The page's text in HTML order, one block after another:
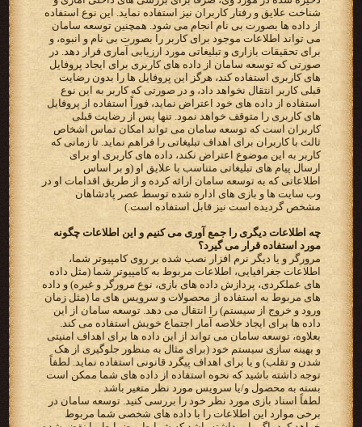
شناخت علایق و رفتار کاربران نیز استفاده نماید. این نوع استفاده
از داده ها بصورت بی نام انجام می شود. همچنین توسعه سامان
می تواند اطلاعات موجود برای کاربر را بصورت بی نام و انبوه، و
برای تحقیقات بازاری و تبلیغاتی مورد ارزیابی آماری قرار دهد. در
صورتی که توسعه سامان از داده های کاربری برای ایجاد پروفایل
های کاربری استفاده کند، هرگز این پروفایل ها را بدون رضایت
قبلی کاربر انتقال نخواهد داد، و در صورتی که کاربر به این نوع
استفاده از داده های خود اعتراض نماید، فوراً استفاده از پروفایل
های کاربری را متوقف خواهد نمود. تنها پس از رضایت قبلی
کاربران است که توسعه سامان می تواند امکان تماس اشخاص
ثالث با کاربران برای اهداف تبلیغاتی را فراهم نماید. تا زمانی که
کاربر به این موضوع اعتراض نکند، داده های کاربری او برای
ارسال پیام های تبلیغاتی متناسب با علایق او (و بر اساس
اطلاعاتی که به توسعه سامان ارائه کرده و از طریق اقدامات او در
وب سایت ها و بازی های اداره شده توسط عصر پادشاهان
مشخص گردیده است نیز قابل استفاده است.)
چه اطلاعات دیگری را جمع آوری می کنیم و این اطلاعات چگونه
مورد استفاده قرار می گیرد؟
مرورگر و یا دیگر نرم افزار نصب شده بر روی کامپیوتر شما،
اطلاعات جغرافیایی، اطلاعات مربوط به کامپیوتر شما (مثل داده
های عملکردی، پردازش داده های بازی، نوع مرورگر و غیره) و داده
های مربوط به استفاده از محصولات و سرویس های ما (مثل زمان
ورود و خروج از سیستم) را انتقال می دهد. توسعه سامان از این
داده ها برای ایجاد خلاصه آمار اجتماع خویش استفاده می کند.
بعلاوه، توسعه سامان می تواند از این داده ها برای اهداف امنیتی
و بهینه سازی سیستم خود (برای مثال به منظور جلوگیری از هک
شدن و تقلب) و یا برای اهداف پیگرد قانونی استفاده نماید. لطفاً
توجه داشته باشید که نحوه استفاده از داده های شما ممکن است
بسته به محصول و/یا سرویس مورد نظر متغیر باشد .
لطفاً اسناد بازی مورد نظر خود را بررسی کنید. توسعه سامان در
برخی موارد این اطلاعات را با داده های شخصی شما مربوط